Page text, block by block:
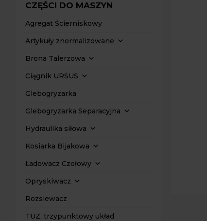
CZĘŚCI DO MASZYN
Agregat Ścierniskowy
Artykuły znormalizowane
Brona Talerzowa
Ciągnik URSUS
Glebogryzarka
Glebogryzarka Separacyjna
Hydraulika siłowa
Kosiarka Bijakowa
Ładowacz Czołowy
Opryskiwacz
Rozsiewacz
TUZ, trzypunktowy układ